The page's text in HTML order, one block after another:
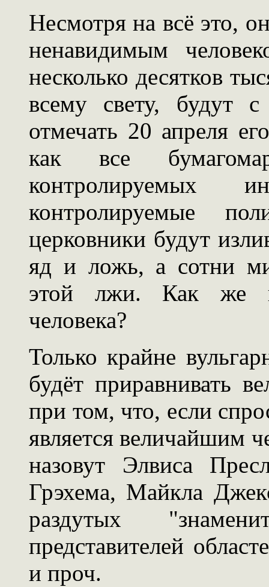
Несмотря на всё это,
ненавидимым
несколько десятков
всему свету, будут
отмечать 20 апреля
как все
контролируемых
контролируемые
церковники будут
яд и ложь, а сотни
этой лжи. Как же
человека?
Только крайне
будёт приравнивать
при том, что, если
является величайшим
назовут Элвиса
Грэхема, Майкла
раздутых
представителей
и проч.